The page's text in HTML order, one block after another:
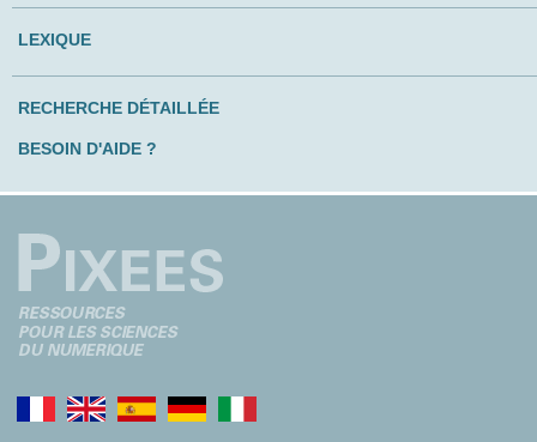
LEXIQUE
RECHERCHE DÉTAILLÉE
BESOIN D'AIDE ?